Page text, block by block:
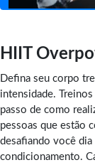
HIIT
Defina seu corpo
intensidade.
passo de como
pessoas que estão
desafiando você dia
condicionamento.